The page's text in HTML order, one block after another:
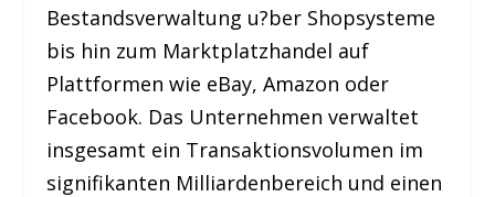
Bestandsverwaltung u?ber Shopsysteme
bis hin zum Marktplatzhandel auf
Plattformen wie eBay, Amazon oder
Facebook. Das Unternehmen verwaltet
insgesamt ein Transaktionsvolumen im
signifikanten Milliardenbereich und einen